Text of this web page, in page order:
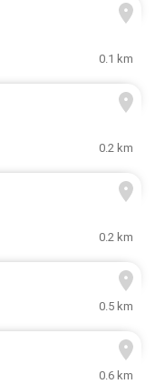
0.1 km
0.2 km
0.2 km
0.5 km
0.6 km